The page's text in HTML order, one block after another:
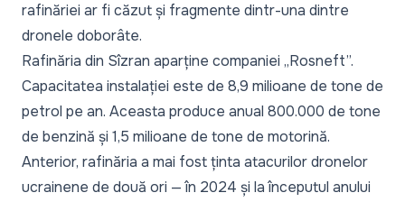
rafinăriei ar fi căzut și fragmente dintr-una dintre
dronele doborâte.
Rafinăria din Sîzran aparține companiei „Rosneft”.
Capacitatea instalației este de 8,9 milioane de tone de
petrol pe an. Aceasta produce anual 800.000 de tone
de benzină și 1,5 milioane de tone de motorină.
Anterior, rafinăria a mai fost ținta atacurilor dronelor
ucrainene de două ori — în 2024 și la începutul anului